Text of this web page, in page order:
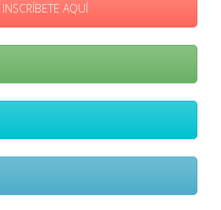
INSCRÍBETE AQUÍ